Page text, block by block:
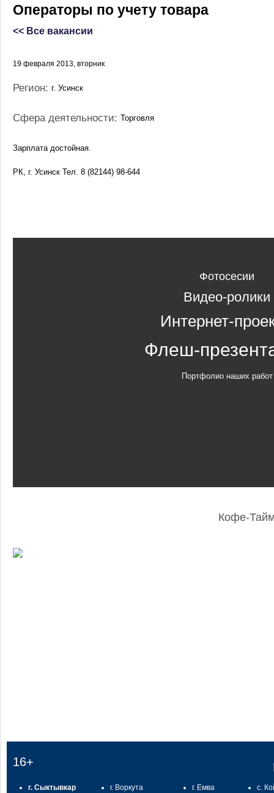
Операторы по учету товара
<< Все вакансии
19 февраля 2013, вторник
Регион: г. Усинск
Сфера деятельности: Торговля
Зарплата достойная.
РК, г. Усинск Тел. 8 (82144) 98-644
Фотосесии
Видео-ролики
Интернет-
Флеш-
Портфолио наших работ
Кофе-
16+
г. Сыктывкар
г. Воркута
г. Емва
с.